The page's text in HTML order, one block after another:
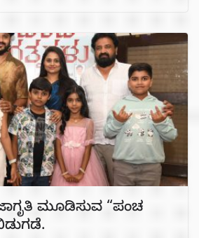
ಮೂಡಿಸುವ “ಪಂಚ